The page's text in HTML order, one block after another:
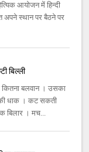
आयोजन में हिन्दी
अपने स्थान पर बैठने पर
बिल्ली
कितना बलवान । उसका
धाक । कट सकती
बिलार । मच...